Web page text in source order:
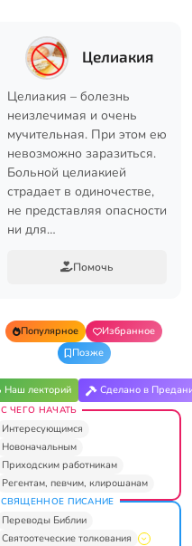
Целиакия
Целиакия – болезнь
неизлечимая и очень
мучительная. При этом ею
невозможно заразиться.
Больной целиакией
страдает в одиночестве,
не представляя опасности
ни для…
Помочь
Популярное
Избранное
Позже
Наш лекторий Сделано в
С ЧЕГО НАЧАТЬ
Интересующимся
Новоначальным
Приходским работникам
Регентам, певчим, клирошанам
СВЯЩЕННОЕ ПИСАНИЕ
Переводы Библии
Святоотеческие толкования